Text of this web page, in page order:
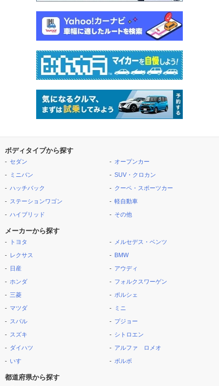
ボディタイプから探す
セダン
ミニバン
ハッチバック
ステーションワゴン
ハイブリッド
オープンカー
SUV・クロカン
クーペ・スポーツカー
軽自動車
その他
メーカーから探す
トヨタ
レクサス
日産
ホンダ
三菱
マツダ
スバル
スズキ
ダイハツ
いすゞ
メルセデス・ベンツ
BMW
アウディ
フォルクスワーゲン
ポルシェ
ミニ
プジョー
シトロエン
アルファ ロメオ
ボルボ
都道府県から探す